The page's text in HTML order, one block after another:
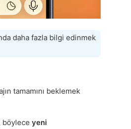
daha fazla bilgi edinmek
tamamını beklemek
böylece yeni